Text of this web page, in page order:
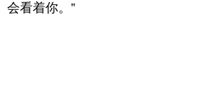
会看着你。”